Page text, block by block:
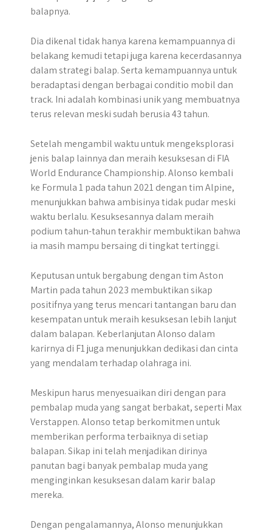
balapnya.
Dia dikenal tidak hanya karena kemampuannya di
belakang kemudi tetapi juga karena kecerdasannya
dalam strategi balap. Serta kemampuannya untuk
beradaptasi dengan berbagai conditio mobil dan
track. Ini adalah kombinasi unik yang membuatnya
terus relevan meski sudah berusia 43 tahun.
Setelah mengambil waktu untuk mengeksplorasi
jenis balap lainnya dan meraih kesuksesan di FIA
World Endurance Championship. Alonso kembali
ke Formula 1 pada tahun 2021 dengan tim Alpine,
menunjukkan bahwa ambisinya tidak pudar meski
waktu berlalu. Kesuksesannya dalam meraih
podium tahun-tahun terakhir membuktikan bahwa
ia masih mampu bersaing di tingkat tertinggi.
Keputusan untuk bergabung dengan tim Aston
Martin pada tahun 2023 membuktikan sikap
positifnya yang terus mencari tantangan baru dan
kesempatan untuk meraih kesuksesan lebih lanjut
dalam balapan. Keberlanjutan Alonso dalam
karirnya di F1 juga menunjukkan dedikasi dan cinta
yang mendalam terhadap olahraga ini.
Meskipun harus menyesuaikan diri dengan para
pembalap muda yang sangat berbakat, seperti Max
Verstappen. Alonso tetap berkomitmen untuk
memberikan performa terbaiknya di setiap
balapan. Sikap ini telah menjadikan dirinya
panutan bagi banyak pembalap muda yang
menginginkan kesuksesan dalam karir balap
mereka.
​Dengan pengalamannya, Alonso menunjukkan